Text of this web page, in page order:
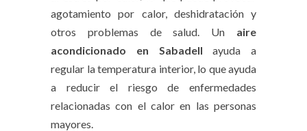
agotamiento por calor, deshidratación y
otros problemas de salud. Un aire
acondicionado en Sabadell ayuda a
regular la temperatura interior, lo que ayuda
a reducir el riesgo de enfermedades
relacionadas con el calor en las personas
mayores.